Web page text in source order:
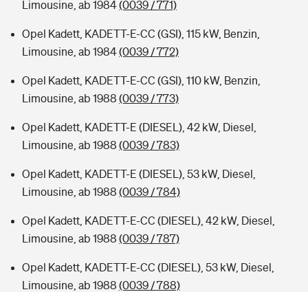
Limousine, ab 1984(0039 / 771)
Opel Kadett, KADETT-E-CC (GSI), 115 kW, Benzin,
Limousine, ab 1984(0039 / 772)
Opel Kadett, KADETT-E-CC (GSI), 110 kW, Benzin,
Limousine, ab 1988 (0039 / 773)
Opel Kadett, KADETT-E (DIESEL), 42 kW, Diesel,
Limousine, ab 1988 (0039 / 783)
Opel Kadett, KADETT-E (DIESEL), 53 kW, Diesel,
Limousine, ab 1988 (0039 / 784)
Opel Kadett, KADETT-E-CC (DIESEL), 42 kW, Diesel,
Limousine, ab 1988 (0039 / 787)
Opel Kadett, KADETT-E-CC (DIESEL), 53 kW, Diesel,
Limousine, ab 1988 (0039 / 788)